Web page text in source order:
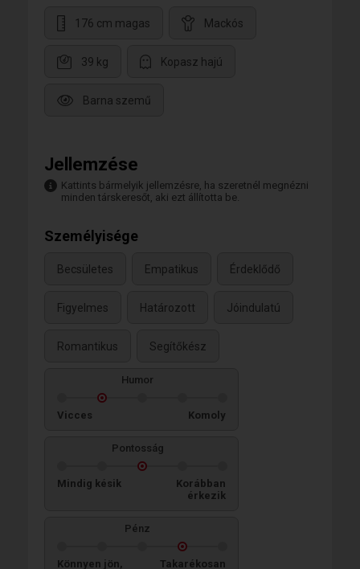
176 cm magas Mackós
39 kg Kopasz hajú
Barna szemű
Jellemzése
Kattints bármelyik jellemzésre, ha szeretnél megnézni
minden társkeresőt, aki ezt állította be.
Személyisége
Becsületes Empatikus Érdeklődő
Figyelmes Határozott Jóindulatú
Romantikus Segítőkész
Humor
Vicces Komoly
Pontosság
Mindig késik
Korábban
érkezik
Pénz
Könnyen jön, Takarékosan